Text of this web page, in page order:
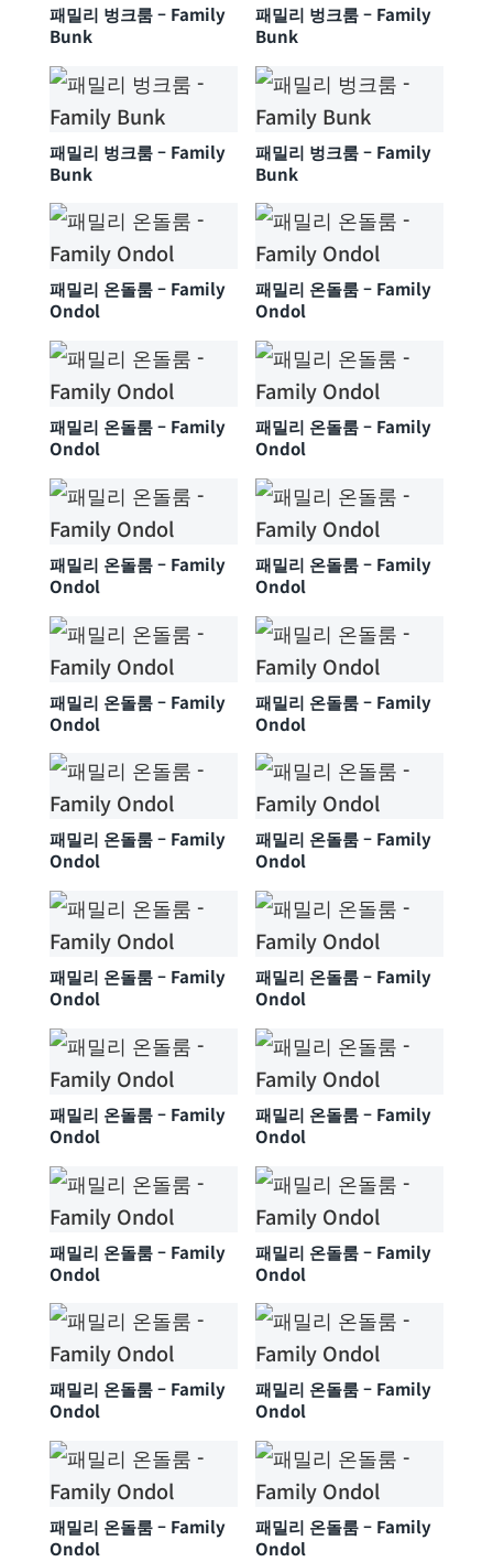
패밀리 벙크룸 – Family
Bunk
패밀리 벙크룸 – Family
Bunk
패밀리 벙크룸 – Family
Bunk
패밀리 벙크룸 – Family
Bunk
패밀리 온돌룸 – Family
Ondol
패밀리 온돌룸 – Family
Ondol
패밀리 온돌룸 – Family
Ondol
패밀리 온돌룸 – Family
Ondol
패밀리 온돌룸 – Family
Ondol
패밀리 온돌룸 – Family
Ondol
패밀리 온돌룸 – Family
Ondol
패밀리 온돌룸 – Family
Ondol
패밀리 온돌룸 – Family
Ondol
패밀리 온돌룸 – Family
Ondol
패밀리 온돌룸 – Family
Ondol
패밀리 온돌룸 – Family
Ondol
패밀리 온돌룸 – Family
Ondol
패밀리 온돌룸 – Family
Ondol
패밀리 온돌룸 – Family
Ondol
패밀리 온돌룸 – Family
Ondol
패밀리 온돌룸 – Family
Ondol
패밀리 온돌룸 – Family
Ondol
패밀리 온돌룸 – Family
Ondol
패밀리 온돌룸 – Family
Ondol